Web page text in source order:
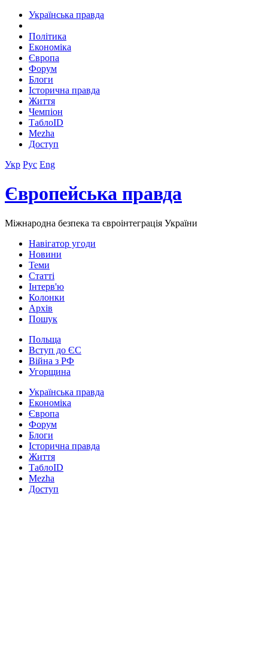
Українська правда
Політика
Економіка
Європа
Форум
Блоги
Історична правда
Життя
Чемпіон
ТаблоID
Mezha
Доступ
Укр Рус Eng
Європейська правда
Міжнародна безпека та євроінтеграція України
Навігатор угоди
Новини
Теми
Статті
Інтерв'ю
Колонки
Архів
Пошук
Польща
Вступ до ЄС
Війна з РФ
Угорщина
Українська правда
Економіка
Європа
Форум
Блоги
Історична правда
Життя
ТаблоID
Mezha
Доступ